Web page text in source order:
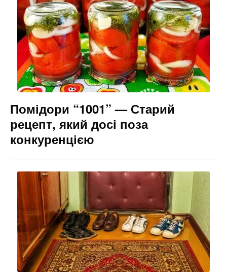
Помідори “1001” — Старий
рецепт, який досі поза
конкуренцією